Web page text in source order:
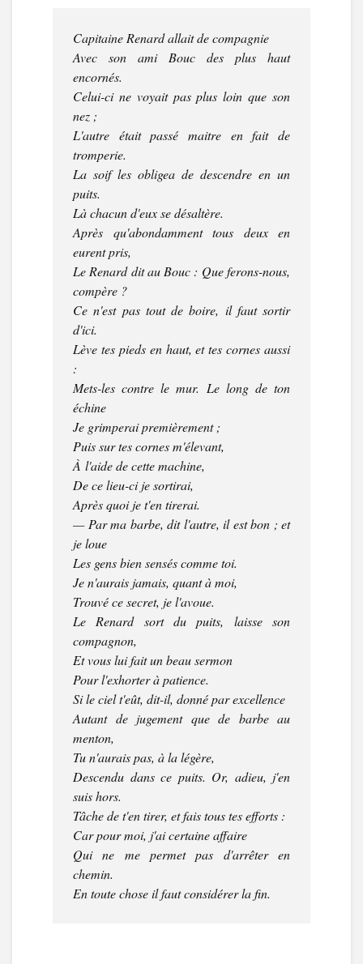
Capitaine Renard allait de compagnie
Avec son ami Bouc des plus haut
encornés.
Celui-ci ne voyait pas plus loin que son
nez ;
L'autre était passé maitre en fait de
tromperie.
La soif les obligea de descendre en un
puits.
Là chacun d'eux se désaltère.
Après qu'abondamment tous deux en
eurent pris,
Le Renard dit au Bouc : Que ferons-nous,
compère ?
Ce n'est pas tout de boire, il faut sortir
d'ici.
Lève tes pieds en haut, et tes cornes aussi
:
Mets-les contre le mur. Le long de ton
échine
Je grimperai premièrement ;
Puis sur tes cornes m'élevant,
À l'aide de cette machine,
De ce lieu-ci je sortirai,
Après quoi je t'en tirerai.
— Par ma barbe, dit l'autre, il est bon ; et
je loue
Les gens bien sensés comme toi.
Je n'aurais jamais, quant à moi,
Trouvé ce secret, je l'avoue.
Le Renard sort du puits, laisse son
compagnon,
Et vous lui fait un beau sermon
Pour l'exhorter à patience.
Si le ciel t'eût, dit-il, donné par excellence
Autant de jugement que de barbe au
menton,
Tu n'aurais pas, à la légère,
Descendu dans ce puits. Or, adieu, j'en
suis hors.
Tâche de t'en tirer, et fais tous tes efforts :
Car pour moi, j'ai certaine affaire
Qui ne me permet pas d'arrêter en
chemin.
En toute chose il faut considérer la fin.